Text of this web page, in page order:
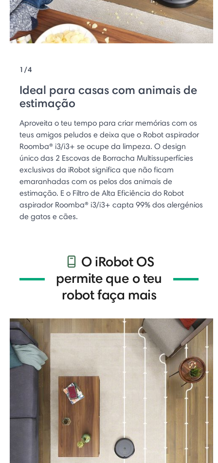
1/4
Ideal para casas com animais de
estimação
Aproveita o teu tempo para criar memórias com os
teus amigos peludos e deixa que o Robot aspirador
Roomba® i3/i3+ se ocupe da limpeza. O design
único das 2 Escovas de Borracha Multissuperfícies
exclusivas da iRobot significa que não ficam
emaranhadas com os pelos dos animais de
estimação. E o Filtro de Alta Eficiência do Robot
aspirador Roomba® i3/i3+ capta 99% dos alergénios
de gatos e cães.
O iRobot OS
permite que o teu
robot faça mais